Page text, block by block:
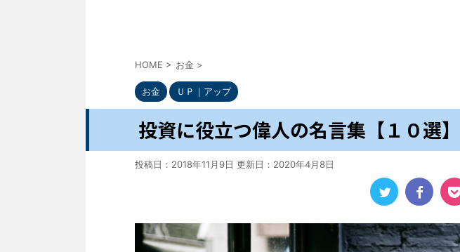
HOME > お金 >
お金 ＵＰ｜アップ
投資に役立つ偉人の名言集【１０選】
投稿日：2018年11月9日 更新日： 2020年4月8日